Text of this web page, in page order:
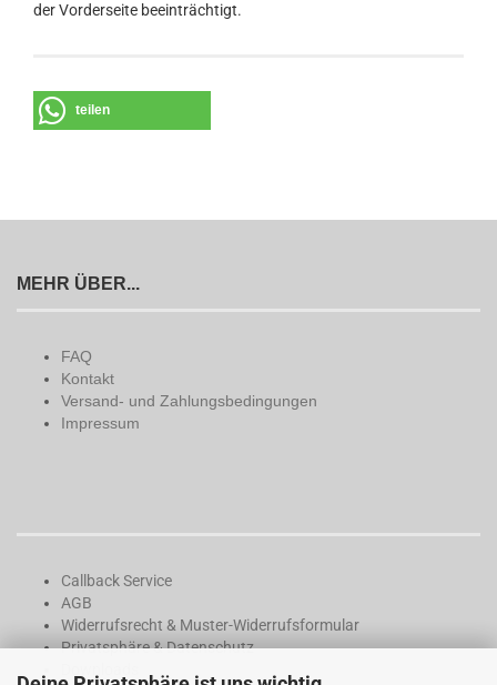
der Vorderseite beeinträchtigt.
teilen
MEHR ÜBER...
FAQ
Kontakt
Versand- und Zahlungsbedingungen
Impressum
Callback Service
AGB
Widerrufsrecht & Muster-Widerrufsformular
Privatsphäre & Datenschutz